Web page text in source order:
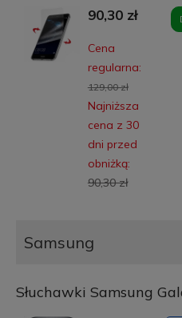
90,30 zł
Cena
regularna:
129,00 zł
Najniższa
cena z 30
dni przed
obniżką:
90,30 zł
Samsung
Słuchawki Samsung